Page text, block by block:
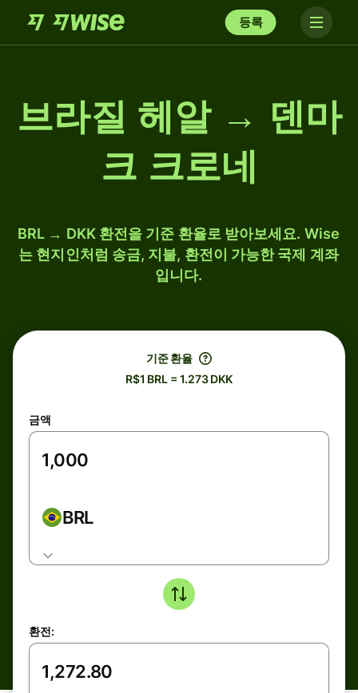
등록
브라질 헤알 → 덴마
크 크로네
BRL → DKK 환전을 기준 환율로 받아보세요. Wise
는 현지인처럼 송금, 지불, 환전이 가능한 국제 계좌
입니다.
기준 환율
R$1 BRL = 1.273 DKK
금액
BRL
환전: